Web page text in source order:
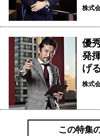
株式
優
発
げ
株式
この特集